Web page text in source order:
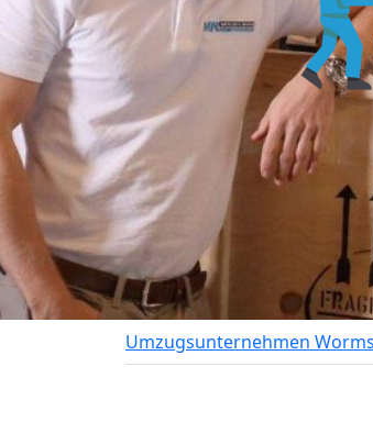
Umzugsunternehmen Worms